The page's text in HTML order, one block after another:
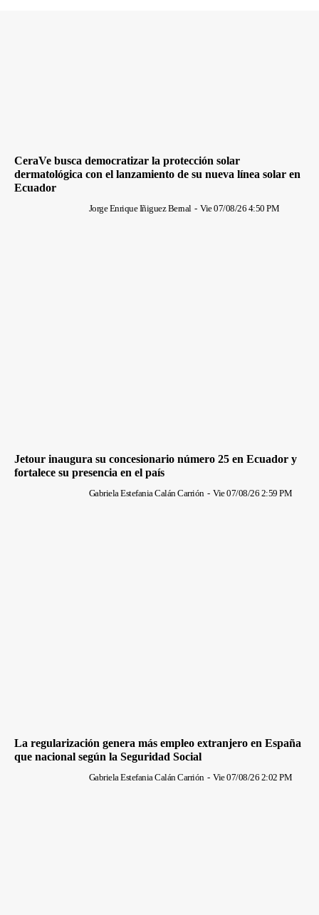
CeraVe busca democratizar la protección solar
dermatológica con el lanzamiento de su nueva línea solar en
Ecuador
Jorge Enrique Iñiguez Bernal - Vie 07/08/26 4:50 PM
Jetour inaugura su concesionario número 25 en Ecuador y
fortalece su presencia en el país
Gabriela Estefania Calán Carrión - Vie 07/08/26 2:59 PM
La regularización genera más empleo extranjero en España
que nacional según la Seguridad Social
Gabriela Estefania Calán Carrión - Vie 07/08/26 2:02 PM